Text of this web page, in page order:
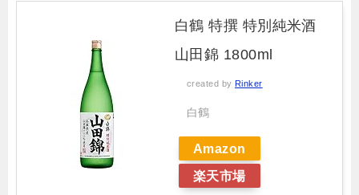
白鶴 特撰 特別純米酒
山田錦 1800ml
created by Rinker
白鶴
Amazon
楽天市場